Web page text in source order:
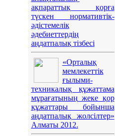
ақпараттық қорға
түскен нормативтік-
әдістемелік
әдебиеттердің
аңдатпалық тізбесі
«Орталық
мемлекеттік
ғылыми-
техникалық құжаттама
мұрағатының жеке қор
құжаттары бойынша
аңдатпалық жолсілтер»
Алматы 2012.